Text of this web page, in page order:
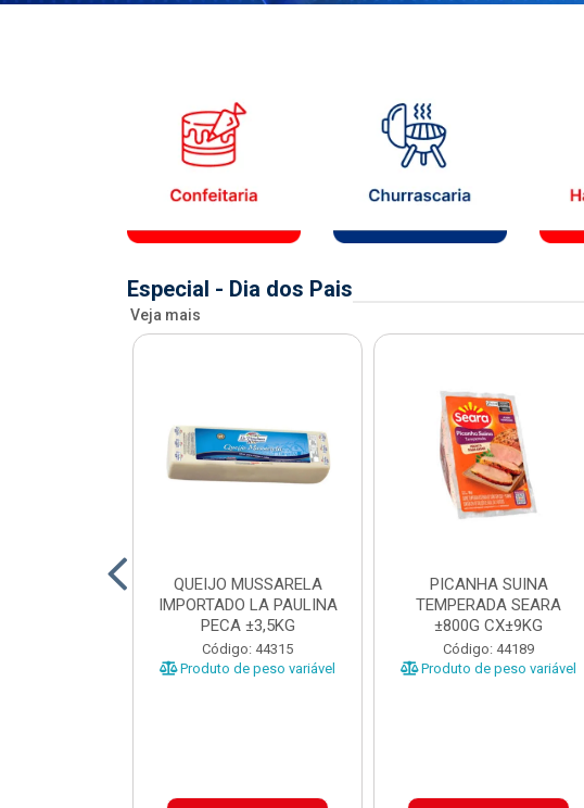
Especial - Dia dos Pais
Veja mais
QUEIJO MUSSARELA
IMPORTADO LA PAULINA
PECA ±3,5KG
Código: 44315
Produto de peso variável
PICANHA SUINA
TEMPERADA SEARA
±800G CX±9KG
Código: 44189
Produto de peso variável